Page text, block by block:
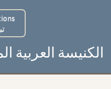
الكنيسة العربية